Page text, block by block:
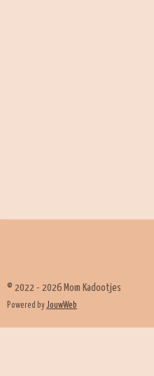
© 2022 - 2026 Mom Kadootjes
Powered byJouwWeb